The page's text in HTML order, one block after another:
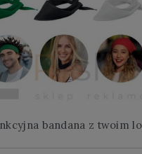
bandana z twoim